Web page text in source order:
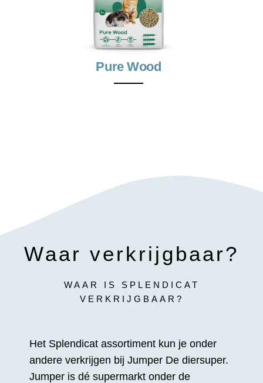
Pure Wood
Waar verkrijgbaar?
WAAR IS SPLENDICAT
VERKRIJGBAAR?
Het Splendicat assortiment kun je onder
andere verkrijgen bij Jumper De diersuper.
Jumper is dé supermarkt onder de